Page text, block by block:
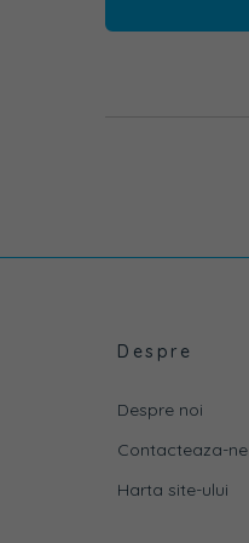
Despre
Despre noi
Contacteaza-ne
Harta site-ului